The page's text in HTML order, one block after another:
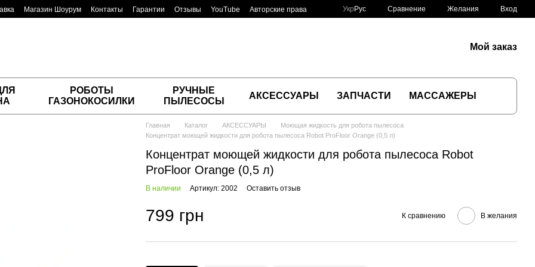
Магазин Шоурум Контакты Гарантии Отзывы YouTube
Авторские права
Укр Рус Сравнение Желания Вход
Мой заказ
РОБОТЫ
ГАЗОНОКОСИЛКИ
РУЧНЫЕ
ПЫЛЕСОСЫ
АКСЕССУАРЫ ЗАПЧАСТИ МАССАЖЕРЫ
Главная Каталог АКСЕССУАРЫ
Моющая жидкость для робота пылесоса
Концентрат моющей жидкости для робота пылесоса Robot ProFloor Orange (0,5 л)
Концентрат моющей жидкости для робота пылесоса Robot
ProFloor Orange (0,5 л)
В наличии Артикул: 2002 Оставить отзыв
799 грн К сравнению В желания